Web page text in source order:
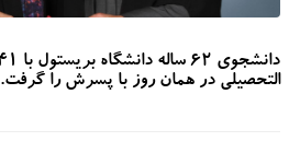
التحصیلی در همان روز با پسرش را گرفت.